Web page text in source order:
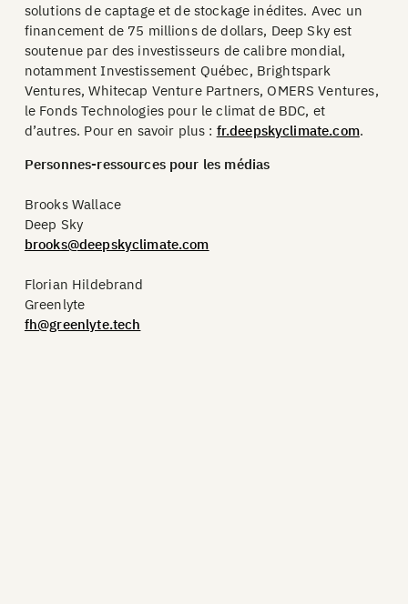
solutions de captage et de stockage inédites. Avec un
financement de 75 millions de dollars, Deep Sky est
soutenue par des investisseurs de calibre mondial,
notamment Investissement Québec, Brightspark
Ventures, Whitecap Venture Partners, OMERS Ventures,
le Fonds Technologies pour le climat de BDC, et
d’autres. Pour en savoir plus : fr.deepskyclimate.com.
‍Personnes-ressources pour les médias
Brooks Wallace
Deep Sky
brooks@deepskyclimate.com
Florian Hildebrand
Greenlyte
fh@greenlyte.tech